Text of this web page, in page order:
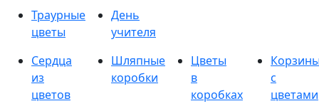
Траурные
цветы
День
учителя
Сердца
из
цветов
Шляпные
коробки
Цветы
в
коробках
с
цветами